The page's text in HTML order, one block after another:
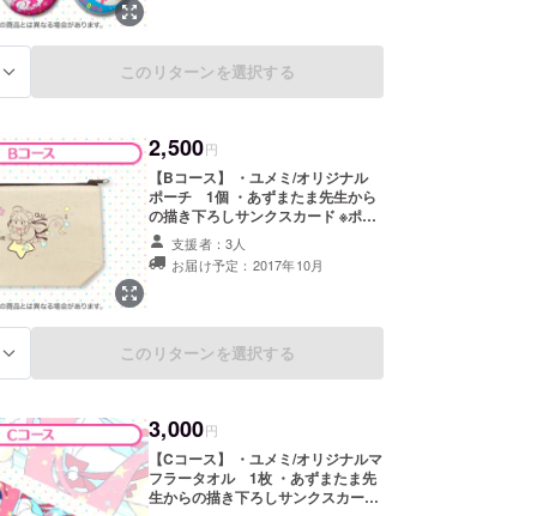
このリターンを選択する
2,500円
【Bコース】 ・ユメミ/オリジナル
ポーチ 1個 ・あずまたま先生から
の描き下ろしサンクスカード ※ポー
チのサイズは縦13cm×横19cm×マ
チ6cmです。
支援者：3人
お届け予定：2017年10月
このリターンを選択する
3,000円
【Cコース】 ・ユメミ/オリジナルマ
フラータオル 1枚 ・あずまたま先
生からの描き下ろしサンクスカード